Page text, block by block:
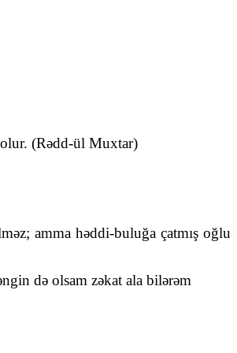
olur. (Rədd-ül Muxtar)
amma həddi-buluğa çatmış oğlu
də olsam zəkat ala bilərəm